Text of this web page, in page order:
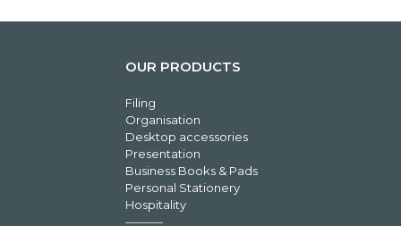
OUR PRODUCTS
Filing
Organisation
Desktop accessories
Presentation
Business Books & Pads
Personal Stationery
Hospitality